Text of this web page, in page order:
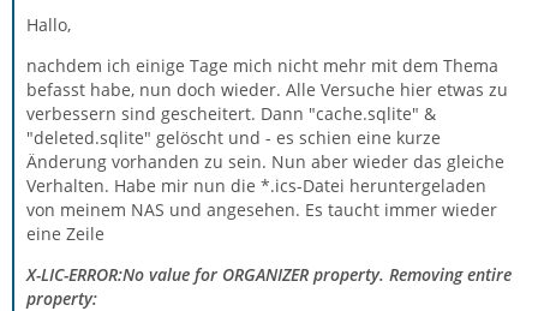
Hallo,
nachdem ich einige Tage mich nicht mehr mit dem Thema
befasst habe, nun doch wieder. Alle Versuche hier etwas zu
verbessern sind gescheitert. Dann "cache.sqlite" &
"deleted.sqlite" gelöscht und - es schien eine kurze
Änderung vorhanden zu sein. Nun aber wieder das gleiche
Verhalten. Habe mir nun die *.ics-Datei heruntergeladen
von meinem NAS und angesehen. Es taucht immer wieder
eine Zeile
X-LIC-ERROR:No value for ORGANIZER property. Removing entire
property: